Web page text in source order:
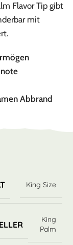
Flavor Tip gibt
mit
Abbrand
King Size
King
Palm